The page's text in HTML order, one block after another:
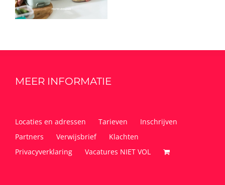
MEER INFORMATIE
Locaties en adressen Tarieven
Inschrijven
Partners
Verwijsbrief
Klachten
Privacyverklaring
Vacatures NIET VOL